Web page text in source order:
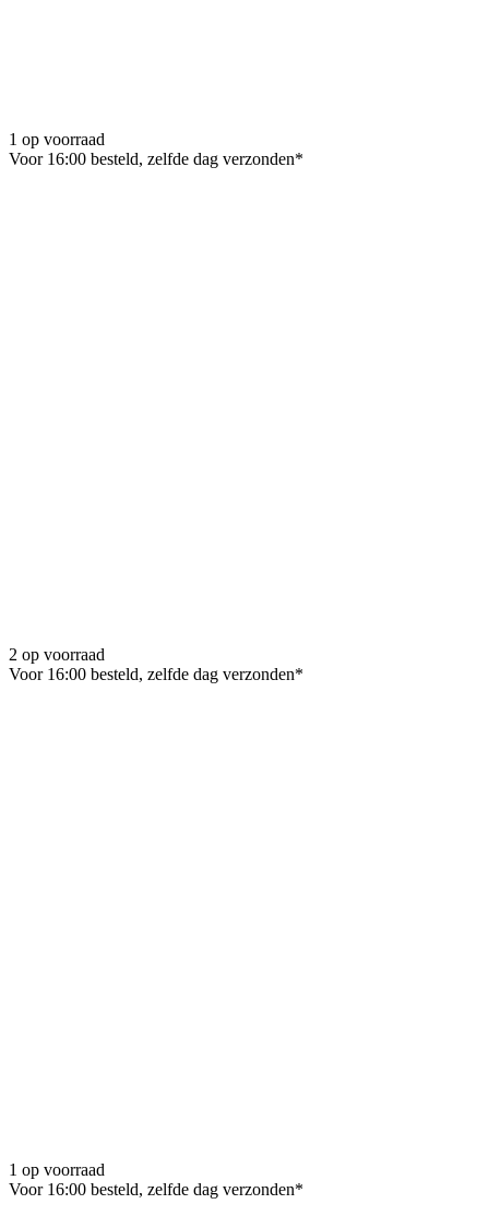
1 op voorraad
Voor 16:00 besteld, zelfde dag verzonden*
2 op voorraad
Voor 16:00 besteld, zelfde dag verzonden*
1 op voorraad
Voor 16:00 besteld, zelfde dag verzonden*